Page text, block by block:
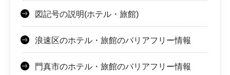
図記号の説明(ホテル・旅館)
浪速区のホテル・旅館のバリアフリー情報
門真市のホテル・旅館のバリアフリー情報